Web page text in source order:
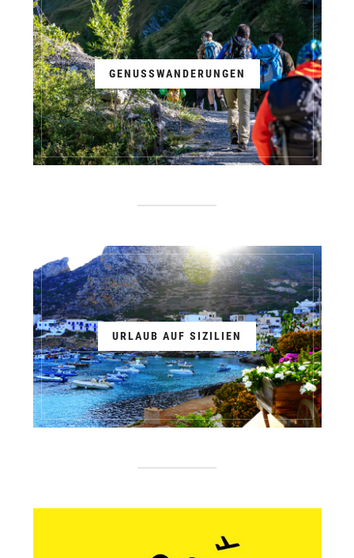
GENUSSWANDERUNGEN
URLAUB AUF SIZILIEN